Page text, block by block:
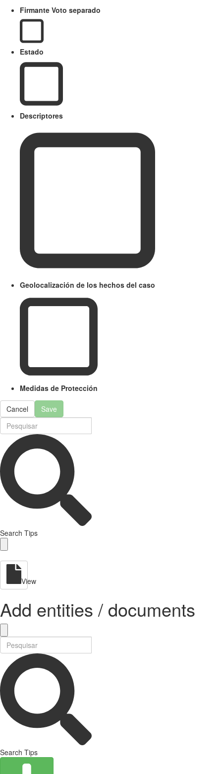
Firmante Voto separado
Estado
Descriptores
Geolocalización de los hechos del caso
Medidas de Protección
Cancel Save
Search Tips
View
Add entities / documents
Search Tips